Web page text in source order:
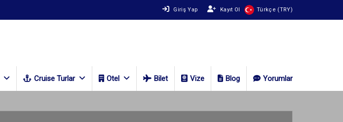
Giriş Yap Kayıt Ol Türkçe (TRY)
Cruise Turlar Otel Bilet Vize Blog Yorumlar